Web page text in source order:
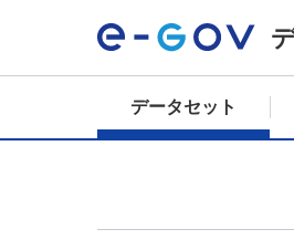
データセット